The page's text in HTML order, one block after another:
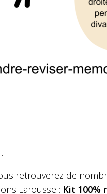
retrouverez de
Larousse : Kit 100%